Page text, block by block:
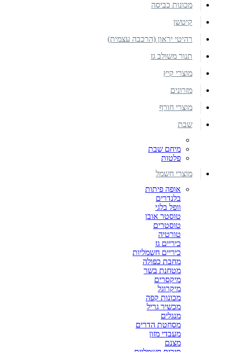
מכונות כביסה
קיטשן
רהיטי יראון (הרכבה עצמית)
תנור משולב גז
מוצרי קיץ
מזרונים
מוצרי חורף
שבת
מיחם שבת
פלטות
מוצרי חשמל
אופה פיתות
בלנדרים
וופל בלגי
טוסטר אובן
טוסטרים
טורטיה
כיריים גז
כיריים חשמליות
מחבת כפולה
מטחנת בשר
מיקסרים
מיקרוגל
מכונות קפה
מכשיר גריל
מנגלים
מסחטת הדרים
מעבדי מזון
מצנם